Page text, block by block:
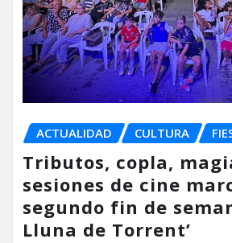
ACTUALIDAD CULTURA
Tributos, copla,
sesiones de cine
segundo fin de
Lluna de Torrent’